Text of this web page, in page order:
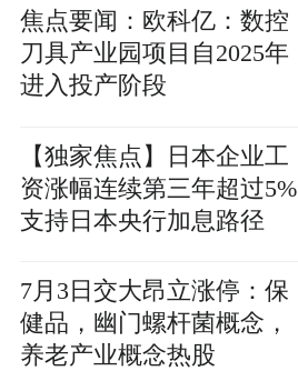
焦点要闻：欧科亿：数控
刀具产业园项目自2025年
进入投产阶段
【独家焦点】日本企业工
资涨幅连续第三年超过5%
支持日本央行加息路径
7月3日交大昂立涨停：保
健品，幽门螺杆菌概念，
养老产业概念热股